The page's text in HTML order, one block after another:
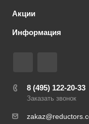
Акции
Информация
8 (495) 122-20-33
Заказать звонок